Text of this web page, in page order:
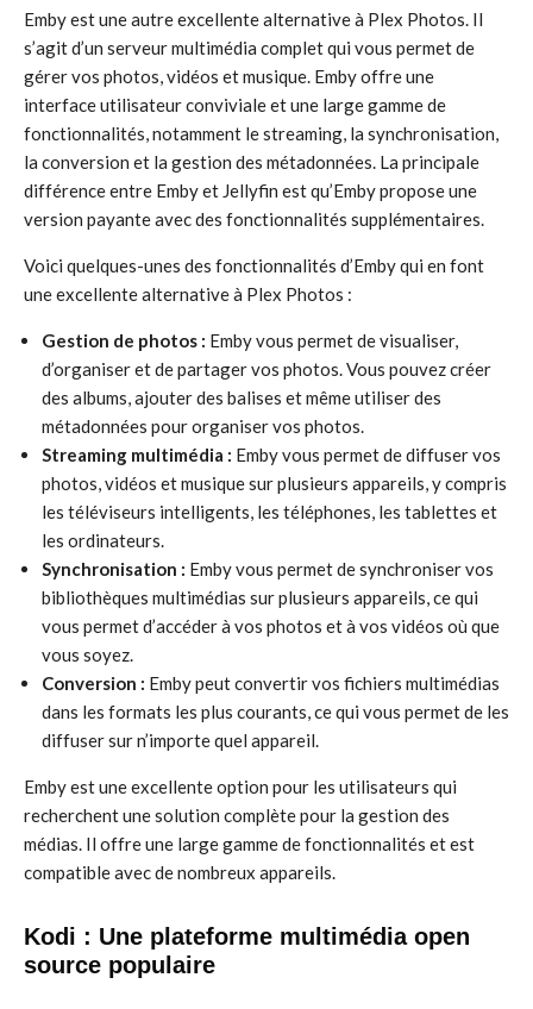
Emby est une autre excellente alternative à Plex Photos. Il
s’agit d’un serveur multimédia complet qui vous permet de
gérer vos photos, vidéos et musique. Emby offre une
interface utilisateur conviviale et une large gamme de
fonctionnalités, notamment le streaming, la synchronisation,
la conversion et la gestion des métadonnées. La principale
différence entre Emby et Jellyfin est qu’Emby propose une
version payante avec des fonctionnalités supplémentaires.
Voici quelques-unes des fonctionnalités d’Emby qui en font
une excellente alternative à Plex Photos :
Gestion de photos : Emby vous permet de visualiser,
d’organiser et de partager vos photos. Vous pouvez créer
des albums, ajouter des balises et même utiliser des
métadonnées pour organiser vos photos.
Streaming multimédia : Emby vous permet de diffuser vos
photos, vidéos et musique sur plusieurs appareils, y compris
les téléviseurs intelligents, les téléphones, les tablettes et
les ordinateurs.
Synchronisation : Emby vous permet de synchroniser vos
bibliothèques multimédias sur plusieurs appareils, ce qui
vous permet d’accéder à vos photos et à vos vidéos où que
vous soyez.
Conversion : Emby peut convertir vos fichiers multimédias
dans les formats les plus courants, ce qui vous permet de les
diffuser sur n’importe quel appareil.
Emby est une excellente option pour les utilisateurs qui
recherchent une solution complète pour la gestion des
médias. Il offre une large gamme de fonctionnalités et est
compatible avec de nombreux appareils.
Kodi : Une plateforme multimédia open
source populaire